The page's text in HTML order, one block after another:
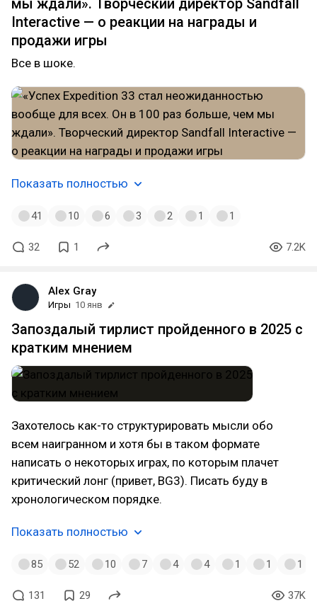
мы ждали». Творческий директор Sandfall
Interactive — о реакции на награды и
продажи игры
Все в шоке.
Показать полностью
41 10 6 3 2 1 1
32 1 7.2K
Alex Gray
Игры 10 янв
Запоздалый тирлист пройденного в 2025 с
кратким мнением
Захотелось как-то структурировать мысли обо
всем наигранном и хотя бы в таком формате
написать о некоторых играх, по которым плачет
критический лонг (привет, BG3). Писать буду в
хронологическом порядке.
Показать полностью
85 52 10 7 4 4 1 1 1
131 29 37K